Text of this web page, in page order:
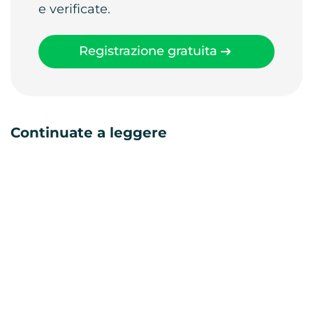
e verificate.
Registrazione gratuita
Continuate a leggere